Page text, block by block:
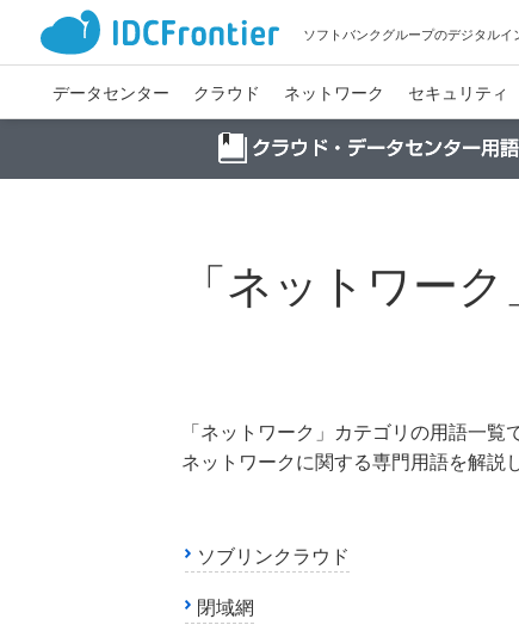
ソフトバンクグループのデジタルイ
データセンター クラウド ネットワーク セキュリティ
「ネットワー
「ネットワーク」カテゴリの用語一覧
ネットワークに関する専門用語を解説
ソブリンクラウド
閉域網